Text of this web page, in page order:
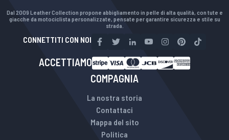
Dal 2009 Leather Collection propone abbigliamento in pelle di alta qualità, con tute e
giacche da motociclista personalizzate, pensate per garantire sicurezza e stile su
strada.
CONNETTITI CON NOI
ACCETTIAMO
COMPAGNIA
La nostra storia
Contattaci
Mappa del sito
Politica